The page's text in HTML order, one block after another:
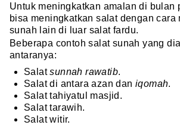
Untuk meningkatkan amalan di bulan
bisa meningkatkan salat dengan cara
sunah lain di luar salat fardu.
Beberapa contoh salat sunah yang
antaranya:
Salatsunnah rawatib.
Salat di antara azan dan iqomah.
Salat tahiyatul masjid.
Salat tarawih.
Salat witir.